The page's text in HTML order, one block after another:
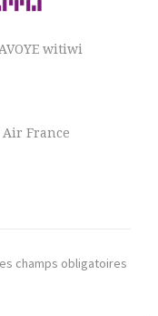
witiwi
Air France
champs obligatoires